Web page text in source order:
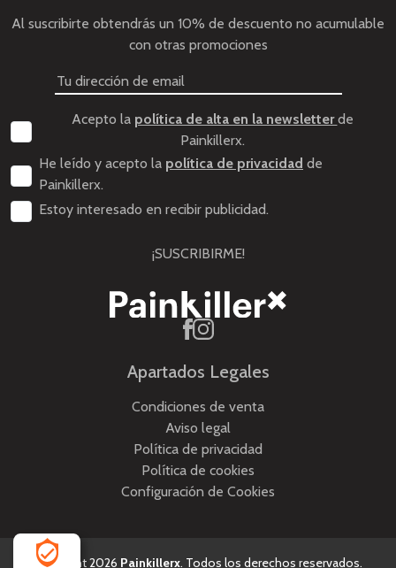
Al suscribirte obtendrás un 10% de descuento no acumulable
con otras promociones
Acepto la política de alta en la newsletterde
Painkillerx.
He leído y acepto la política de privacidad de
Painkillerx.
Estoy interesado en recibir publicidad.
¡SUSCRIBIRME!
Apartados Legales
Condiciones de venta
Aviso legal
Política de privacidad
Política de cookies
Configuración de Cookies
Copyright 2026 Painkillerx. Todos los derechos reservados.